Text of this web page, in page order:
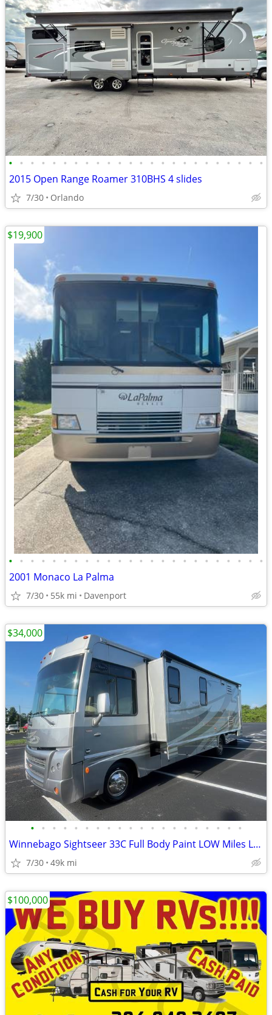
• • • • • • • • • • • • • • • • • • • • • • • •
2015 Open Range Roamer 310BHS 4 slides
7/30 Orlando
• • • • • • • • • • • • • • • • • • • • • • • •
2001 Monaco La Palma
7/30 55k mi Davenport
$19,900
• • • • • • • • • • • • • • • • • • • •
Winnebago Sightseer 33C Full Body Paint LOW Miles LIKE NEW
7/30 49k mi
$34,000
$100,000